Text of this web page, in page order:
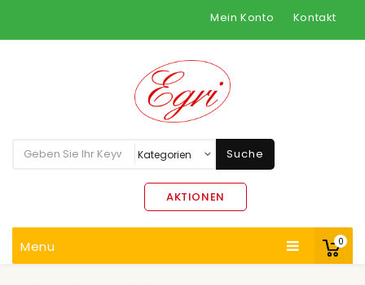
Mein Konto Kontakt
0
Suche
AKTIONEN
Menu